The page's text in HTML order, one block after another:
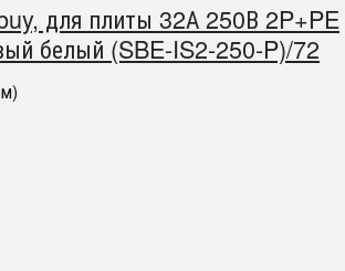
для плиты 32А 250В 2P+PE
белый (SBE-IS2-250-P)/72